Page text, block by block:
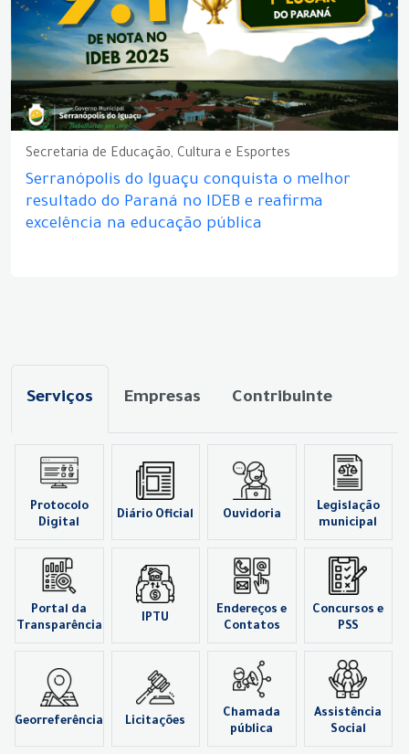
Secretaria de Educação, Cultura e Esportes
Serranópolis do Iguaçu conquista o melhor
resultado do Paraná no IDEB e reafirma
excelência na educação pública
Serviços Empresas Contribuinte
Protocolo
Digital
Diário Oficial Ouvidoria
Legislação
municipal
Portal da
Transparência
IPTU
Endereços e
Contatos
Concursos e
PSS
Georreferência Licitações
Chamada
pública
Assistência
Social